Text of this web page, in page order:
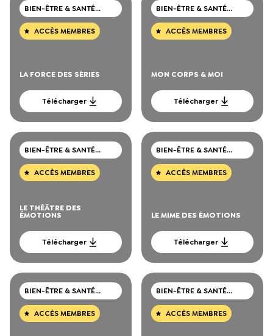
BIEN-ÊTRE & SANTÉ
MENTALE
ACCÈS MEMBRES
LA FORCE DES SÉRIES
Télécharger
BIEN-ÊTRE & SANTÉ
MENTALE
ACCÈS MEMBRES
MON CORPS & MOI
Télécharger
BIEN-ÊTRE & SANTÉ
MENTALE
ACCÈS MEMBRES
LE THÉÂTRE DES
ÉMOTIONS
Télécharger
BIEN-ÊTRE & SANTÉ
MENTALE
ACCÈS MEMBRES
LE MIME DES ÉMOTIONS
Télécharger
BIEN-ÊTRE & SANTÉ
MENTALE
ACCÈS MEMBRES
BIEN-ÊTRE & SANTÉ
MENTALE
ACCÈS MEMBRES